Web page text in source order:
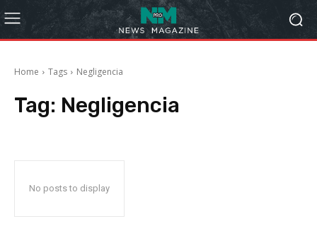
Home Tags Negligencia
Tag: Negligencia
No posts to display